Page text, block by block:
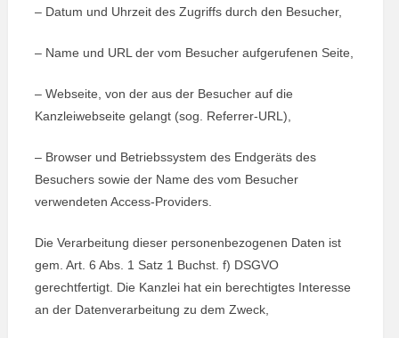
– Datum und Uhrzeit des Zugriffs durch den Besucher,
– Name und URL der vom Besucher aufgerufenen Seite,
– Webseite, von der aus der Besucher auf die
Kanzleiwebseite gelangt (sog. Referrer-URL),
– Browser und Betriebssystem des Endgeräts des
Besuchers sowie der Name des vom Besucher
verwendeten Access-Providers.
Die Verarbeitung dieser personenbezogenen Daten ist
gem. Art. 6 Abs. 1 Satz 1 Buchst. f) DSGVO
gerechtfertigt. Die Kanzlei hat ein berechtigtes Interesse
an der Datenverarbeitung zu dem Zweck,